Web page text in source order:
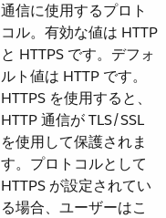
通信に使用するプロト
コル。有効な値は HTTP
と HTTPS です。デフォ
ルト値は HTTP です。
HTTPS を使用すると、
HTTP 通信が TLS/SSL
を使用して保護されま
す。プロトコルとして
HTTPS が設定されてい
る場合、ユーザーはこ